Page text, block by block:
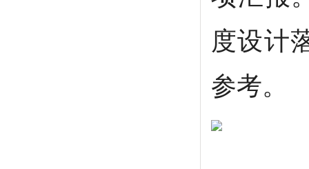
度设计
参考。